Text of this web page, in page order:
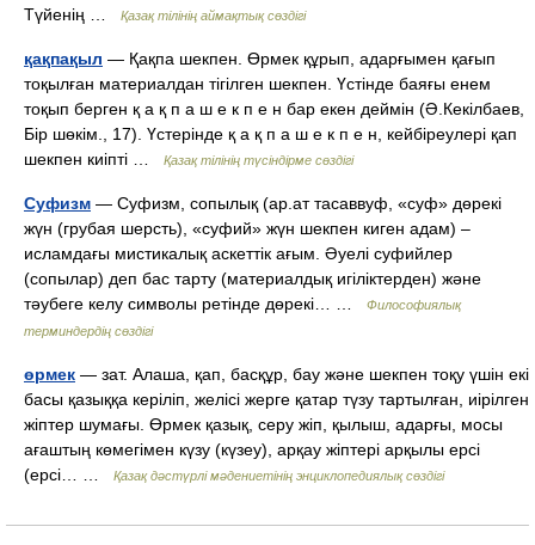
Түйенің …
Қазақ тілінің аймақтық сөздігі
қақпақыл — Қақпа шекпен. Өрмек құрып, адарғымен қағып
тоқылған материалдан тігілген шекпен. Үстінде баяғы енем
тоқып берген қ а қ п а ш е к п е н бар екен деймін (Ә.Кекілбаев,
Бір шөкім., 17). Үстерінде қ а қ п а ш е к п е н, кейбіреулері қап
шекпен киіпті …
Қазақ тілінің түсіндірме сөздігі
Суфизм — Суфизм, сопылық (ар.ат тасаввуф, «суф» дөрекі
жүн (грубая шерсть), «суфий» жүн шекпен киген адам) –
исламдағы мистикалық аскеттік ағым. Әуелі суфийлер
(сопылар) деп бас тарту (материалдық игіліктерден) және
тәубеге келу символы ретінде дөрекі… …
Философиялық
терминдердің сөздігі
өрмек — зат. Алаша, қап, басқұр, бау және шекпен тоқу үшін екі
басы қазыққа керіліп, желісі жерге қатар түзу тартылған, иірілген
жіптер шумағы. Өрмек қазық, серу жіп, қылыш, адарғы, мосы
ағаштың көмегімен күзу (күзеу), арқау жіптері арқылы ерсі
(ерсі… …
Қазақ дәстүрлі мәдениетінің энциклопедиялық сөздігі